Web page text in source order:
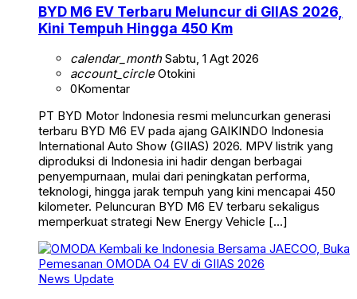
BYD M6 EV Terbaru Meluncur di GIIAS 2026,
Kini Tempuh Hingga 450 Km
calendar_monthSabtu, 1 Agt 2026
account_circleOtokini
0Komentar
PT BYD Motor Indonesia resmi meluncurkan generasi
terbaru BYD M6 EV pada ajang GAIKINDO Indonesia
International Auto Show (GIIAS) 2026. MPV listrik yang
diproduksi di Indonesia ini hadir dengan berbagai
penyempurnaan, mulai dari peningkatan performa,
teknologi, hingga jarak tempuh yang kini mencapai 450
kilometer. Peluncuran BYD M6 EV terbaru sekaligus
memperkuat strategi New Energy Vehicle […]
News Update